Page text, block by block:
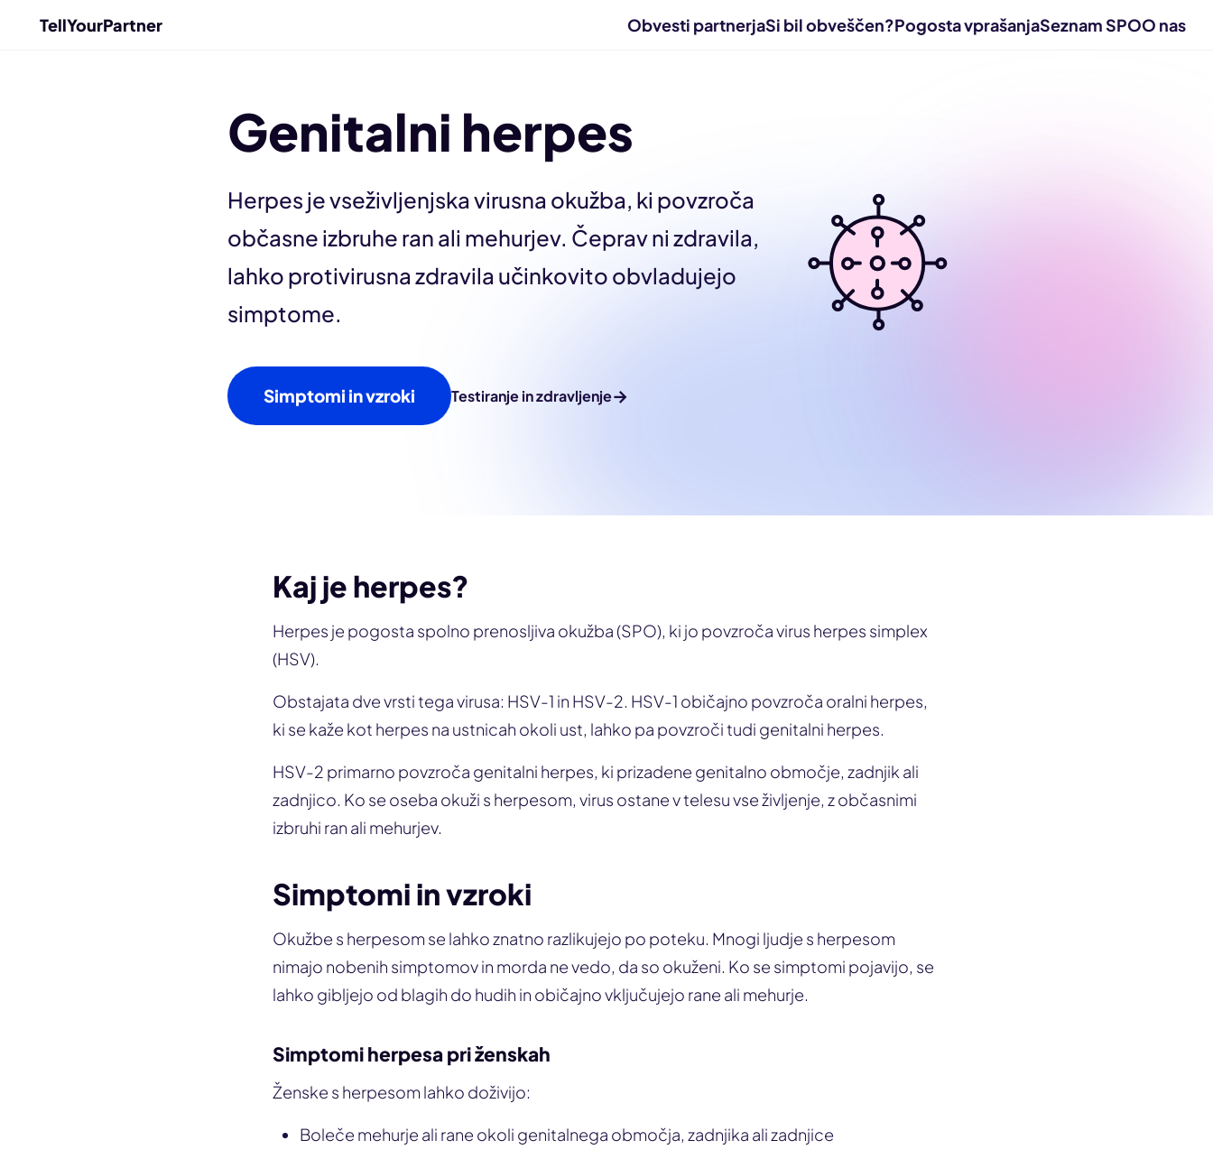
TellYourPartner Obvesti partnerjaSi bil obveščen?Pogosta vprašanjaSeznam SPOO nas
Genitalni herpes
Herpes je vseživljenjska virusna okužba, ki povzroča
občasne izbruhe ran ali mehurjev. Čeprav ni zdravila,
lahko protivirusna zdravila učinkovito obvladujejo
simptome.
Simptomi in vzroki Testiranje in zdravljenje→
Kaj je herpes?
Herpes je pogosta spolno prenosljiva okužba (SPO), ki jo povzroča virus herpes simplex
(HSV).
Obstajata dve vrsti tega virusa: HSV-1 in HSV-2. HSV-1 običajno povzroča oralni herpes,
ki se kaže kot herpes na ustnicah okoli ust, lahko pa povzroči tudi genitalni herpes.
HSV-2 primarno povzroča genitalni herpes, ki prizadene genitalno območje, zadnjik ali
zadnjico. Ko se oseba okuži s herpesom, virus ostane v telesu vse življenje, z občasnimi
izbruhi ran ali mehurjev.
Simptomi in vzroki
Okužbe s herpesom se lahko znatno razlikujejo po poteku. Mnogi ljudje s herpesom
nimajo nobenih simptomov in morda ne vedo, da so okuženi. Ko se simptomi pojavijo, se
lahko gibljejo od blagih do hudih in običajno vključujejo rane ali mehurje.
Simptomi herpesa pri ženskah
Ženske s herpesom lahko doživijo:
Boleče mehurje ali rane okoli genitalnega območja, zadnjika ali zadnjice